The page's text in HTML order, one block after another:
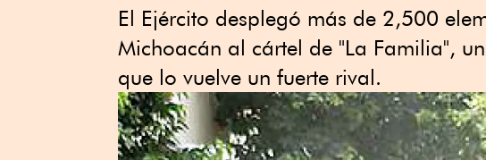
El Ejército desplegó más de 2,500
Michoacán al cártel de "La Familia",
que lo vuelve un fuerte rival.